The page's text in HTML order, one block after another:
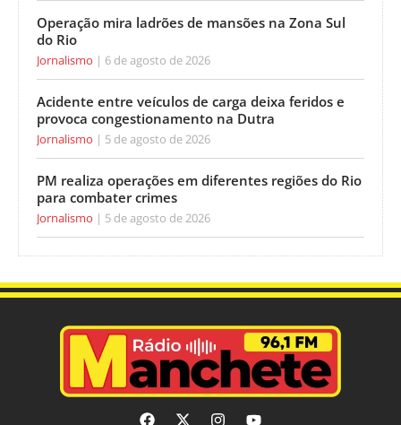
Operação mira ladrões de mansões na Zona Sul
do Rio
Jornalismo 6 de agosto de 2026
Acidente entre veículos de carga deixa feridos e
provoca congestionamento na Dutra
Jornalismo 5 de agosto de 2026
PM realiza operações em diferentes regiões do Rio
para combater crimes
Jornalismo 5 de agosto de 2026